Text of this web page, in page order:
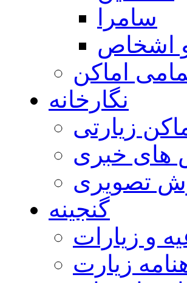
سامرا
اشخاص
اماکن
نگارخانه
زیارتی
خبری
تصویری
گنجینه
و زیارات
زیارت